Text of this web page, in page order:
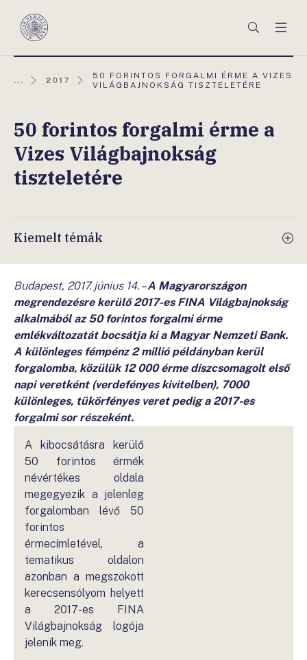
Magyar
Keresés
... 2017
AKTUÁLIS
OLDAL:
50 FORINTOS FORGALMI ÉRME A VIZES
VILÁGBAJNOKSÁG TISZTELETÉRE
50 forintos forgalmi érme a
Vizes Világbajnokság
tiszteletére
Kiemelt témák
Budapest, 2017. június 14. –A Magyarországon
megrendezésre kerülő 2017-es FINA Világbajnokság
alkalmából az 50 forintos forgalmi érme
emlékváltozatát bocsátja ki a Magyar Nemzeti Bank.
A különleges fémpénz 2 millió példányban kerül
forgalomba, közülük 12 000 érme díszcsomagolt első
napi veretként (verdefényes kivitelben), 7000
különleges, tükörfényes veret pedig a 2017-es
forgalmi sor részeként.
A kibocsátásra kerülő
50 forintos érmék
névértékes oldala
megegyezik a jelenleg
forgalomban lévő 50
forintos
érmecímletével, a
tematikus oldalon
azonban a megszokott
kerecsensólyom helyett
a 2017-es FINA
Világbajnokság logója
jelenik meg.